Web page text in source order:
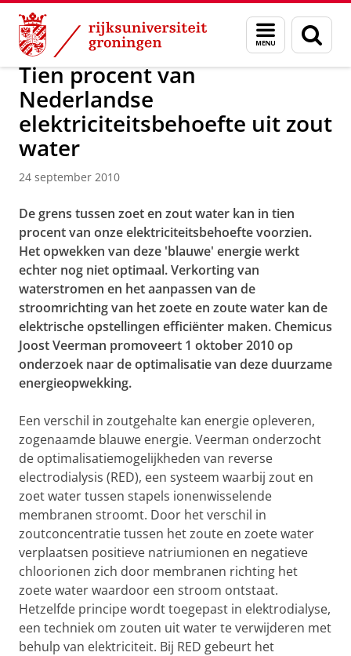
Skip
Content
Skip
Navigation
Menu
en
zoeken
Over ons Actueel Nieuws Nieuwsberichten
Tien procent van
Nederlandse
elektriciteitsbehoefte uit zout
water
24 september 2010
De grens tussen zoet en zout water kan in tien
procent van onze elektriciteitsbehoefte voorzien.
Het opwekken van deze 'blauwe' energie werkt
echter nog niet optimaal. Verkorting van
waterstromen en het aanpassen van de
stroomrichting van het zoete en zoute water kan de
elektrische opstellingen efficiënter maken. Chemicus
Joost Veerman promoveert 1 oktober 2010 op
onderzoek naar de optimalisatie van deze duurzame
energieopwekking.
Een verschil in zoutgehalte kan energie opleveren,
zogenaamde blauwe energie. Veerman onderzocht
de optimalisatiemogelijkheden van reverse
electrodialysis (RED), een systeem waarbij zout en
zoet water tussen stapels ionenwisselende
membranen stroomt. Door het verschil in
zoutconcentratie tussen het zoute en zoete water
verplaatsen positieve natriumionen en negatieve
chloorionen zich door membranen richting het
zoete water waardoor een stroom ontstaat.
Hetzelfde principe wordt toegepast in elektrodialyse,
een techniek om zouten uit water te verwijderen met
behulp van elektriciteit. Bij RED gebeurt het